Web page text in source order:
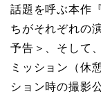
話題を呼ぶ本作
ちがそれぞれの
予告＞、そして
ミッション（休
ション時の撮影